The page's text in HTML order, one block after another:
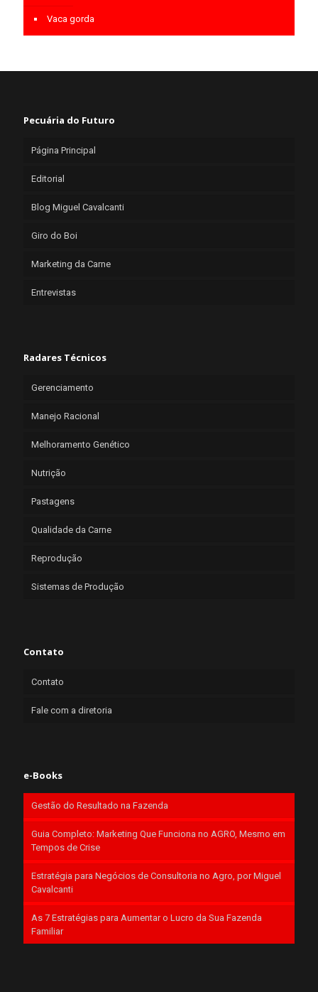
Vaca gorda
Pecuária do Futuro
Página Principal
Editorial
Blog Miguel Cavalcanti
Giro do Boi
Marketing da Carne
Entrevistas
Radares Técnicos
Gerenciamento
Manejo Racional
Melhoramento Genético
Nutrição
Pastagens
Qualidade da Carne
Reprodução
Sistemas de Produção
Contato
Contato
Fale com a diretoria
e-Books
Gestão do Resultado na Fazenda
Guia Completo: Marketing Que Funciona no AGRO, Mesmo em
Tempos de Crise
Estratégia para Negócios de Consultoria no Agro, por Miguel
Cavalcanti
As 7 Estratégias para Aumentar o Lucro da Sua Fazenda
Familiar